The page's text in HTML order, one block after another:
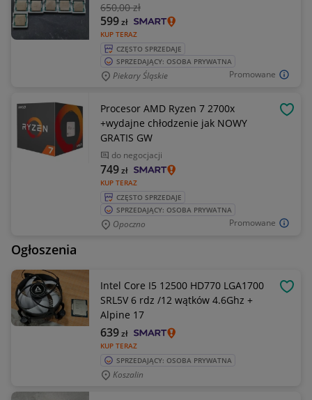
Promowane
650,00 zł
KUP TERAZ
599zł
CZĘSTO SPRZEDAJE
SPRZEDAJĄCY: OSOBA PRYWATNA
Piekary Śląskie
Promowane
Procesor AMD Ryzen 7 2700x
+wydajne chłodzenie jak NOWY
GRATIS GW
do negocjacji
KUP TERAZ
749zł
CZĘSTO SPRZEDAJE
SPRZEDAJĄCY: OSOBA PRYWATNA
Opoczno
Ogłoszenia
Intel Core I5 12500 HD770 LGA1700
SRL5V 6 rdz /12 wątków 4.6Ghz +
Alpine 17
KUP TERAZ
639zł
SPRZEDAJĄCY: OSOBA PRYWATNA
Koszalin